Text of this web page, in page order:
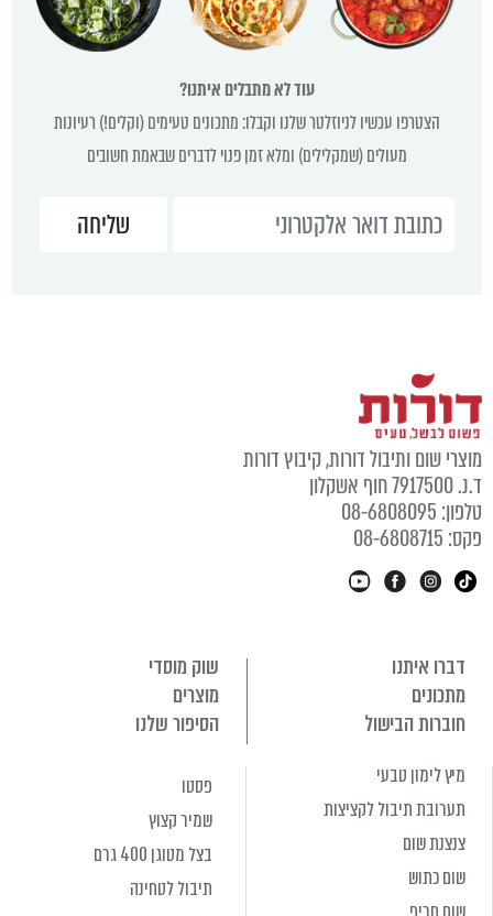
עוד לא מתבלים איתנו?
הצטרפו עכשיו לניוזלטר שלנו וקבלו: מתכונים טעימים (וקלים!) רעיונות
מעולים (שמקלילים) ומלא זמן פנוי לדברים שבאמת חשובים
מוצרי שום ותיבול דורות, קיבוץ דורות
ד.נ. 7917500 חוף אשקלון
טלפון: 08-6808095
פקס: 08-6808715
דברו איתנו
שוק מוסדי
מתכונים
מוצרים
חוברות הבישול
הסיפור שלנו
מיץ לימון טבעי
תערובת תיבול לקציצות
צנצנת שום
שום כתוש
פסטו
שמיר קצוץ
בצל מטוגן 400 גרם
תיבול לטחינה